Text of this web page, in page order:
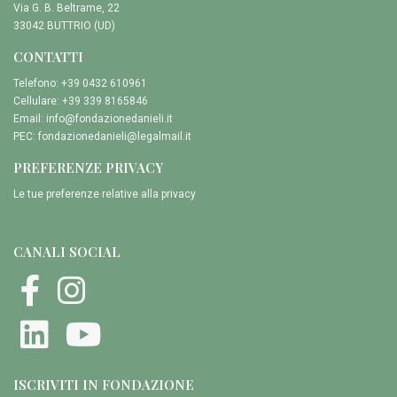
Via G. B. Beltrame, 22
33042 BUTTRIO (UD)
CONTATTI
Telefono: +39 0432 610961
Cellulare: +39 339 8165846
Email: info@fondazionedanieli.it
PEC: fondazionedanieli@legalmail.it
PREFERENZE PRIVACY
Le tue preferenze relative alla privacy
CANALI SOCIAL
ISCRIVITI IN FONDAZIONE